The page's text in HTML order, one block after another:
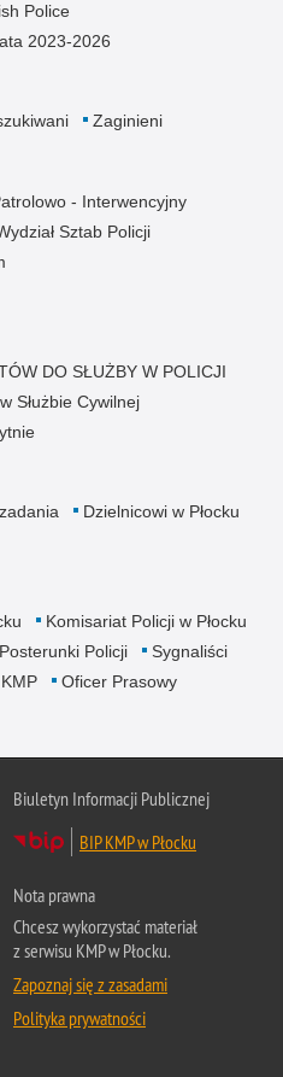
Police
2023-2026
Zaginieni
- Interwencyjny
Sztab Policji
DO SŁUŻBY W POLICJI
Służbie Cywilnej
Dzielnicowi w Płocku
Komisariat Policji w Płocku
Posterunki Policji
Sygnaliści
Oficer Prasowy
Biuletyn Informacji Publicznej
BIP KMP w Płocku
Nota prawna
Chcesz wykorzystać materiał
z serwisu KMP w Płocku.
Zapoznaj się z zasadami
Polityka prywatności